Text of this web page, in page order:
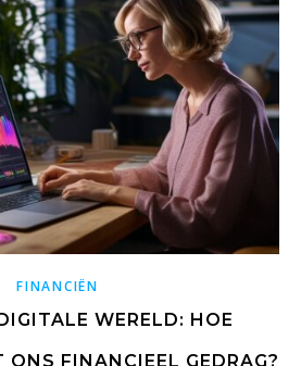
FINANCIËN
WERELD: HOE
ONS FINANCIEEL GEDRAG?